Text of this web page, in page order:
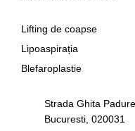
Lifting de coapse
Lipoaspirația
Blefaroplastie
Strada Ghita
Bucuresti, 020031